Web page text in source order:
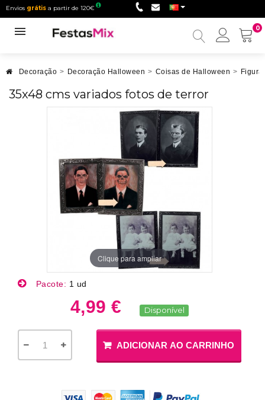
Envios grátis a partir de 120€
0
Minha
Decoração > Decoração Halloween > Coisas de Halloween >
35x48 cms variados fotos de terror
Clique para ampliar
Pacote: 1 ud
4,99 € Disponível
ADICIONAR AO CARRINHO